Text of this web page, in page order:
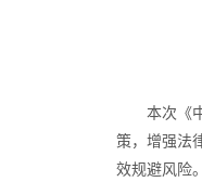
本次《
策，增强法
效规避风险。